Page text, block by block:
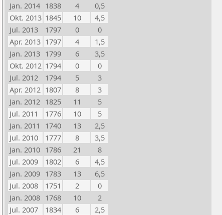
Jan. 2014 1838 4
0,5
Okt. 2013 1845 10
4,5
Jul. 2013
1797 0
0
Apr. 2013 1797 4
1,5
Jan. 2013 1799 6
3,5
Okt. 2012 1794 0
0
Jul. 2012
1794 5
3
Apr. 2012 1807 8
3
Jan. 2012 1825 11
5
Jul. 2011
1776 10
5
Jan. 2011
1740 13
2,5
Jul. 2010
1777 8
3,5
Jan. 2010 1786 21
8
Jul. 2009
1802 6
4,5
Jan. 2009 1783 13
6,5
Jul. 2008
1751 2
0
Jan. 2008 1768 10
2
Jul. 2007
1834 6
2,5